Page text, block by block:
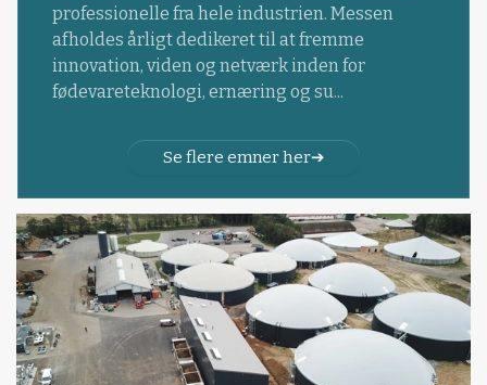
professionelle fra hele industrien. Messen
afholdes årligt dedikeret til at fremme
innovation, viden og netværk inden for
fødevareteknologi, ernæring og su...
Se flere emner her